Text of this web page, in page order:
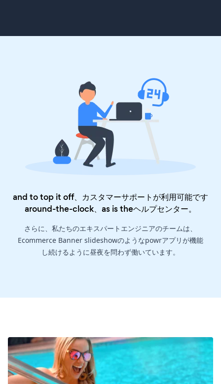
and to top it off、カスタマーサポートが利用可能です
around-the-clock、as is theヘルプセンター。
さらに、私たちのエキスパートエンジニアのチームは、
Ecommerce Banner slideshowのようなpowrアプリが機能
し続けるように昼夜を問わず働いています。